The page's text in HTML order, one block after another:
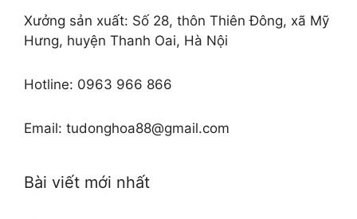
Xưởng sản xuất: Số 28, thôn Thiên Đông, xã Mỹ
Hưng, huyện Thanh Oai, Hà Nội
Hotline: 0963 966 866
Email: tudonghoa88@gmail.com
Bài viết mới nhất